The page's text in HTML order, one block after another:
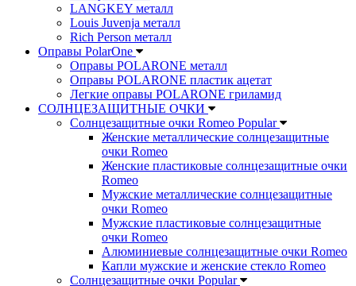
LANGKEY металл
Louis Juvenja металл
Rich Person металл
Оправы PolarOne
Оправы POLARONE металл
Оправы POLARONE пластик ацетат
Легкие оправы POLARONE гриламид
СОЛНЦЕЗАЩИТНЫЕ ОЧКИ
Солнцезащитные очки Romeo Popular
Женские металлические солнцезащитные
очки Romeo
Женские пластиковые солнцезащитные очки
Romeo
Мужские металлические солнцезащитные
очки Romeo
Мужские пластиковые солнцезащитные
очки Romeo
Алюминиевые солнцезащитные очки Romeo
Капли мужские и женские стекло Romeo
Солнцезащитные очки Popular